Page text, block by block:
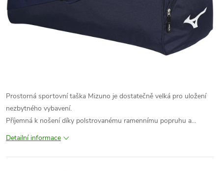
Prostorná sportovní taška Mizuno je dostatečně velká pro uložení
nezbytného vybavení.
Příjemná k nošení díky polstrovanému ramennímu popruhu a…
Detailní informace